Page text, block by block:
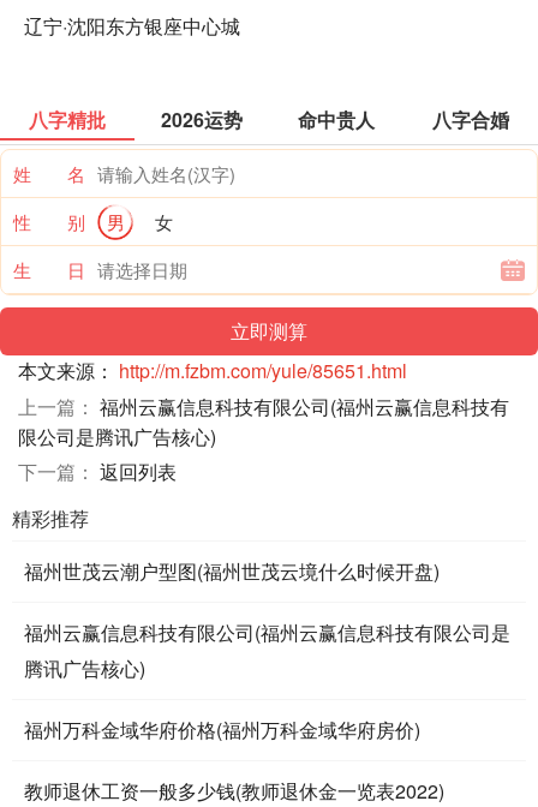
辽宁·沈阳东方银座中心城
八字精批 2026运势 命中贵人 八字合婚
姓 名
性 别
男
女
生 日
本文来源： http://m.fzbm.com/yule/85651.html
上一篇： 福州云赢信息科技有限公司(福州云赢信息科技有
限公司是腾讯广告核心)
下一篇： 返回列表
精彩推荐
福州世茂云潮户型图(福州世茂云境什么时候开盘)
福州云赢信息科技有限公司(福州云赢信息科技有限公司是
腾讯广告核心)
福州万科金域华府价格(福州万科金域华府房价)
教师退休工资一般多少钱(教师退休金一览表2022)